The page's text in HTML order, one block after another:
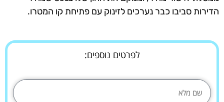
הדירות סביבו כבר נערכים לזינוק עם פתיחת קו המטרו.
לפרטים נוספים: